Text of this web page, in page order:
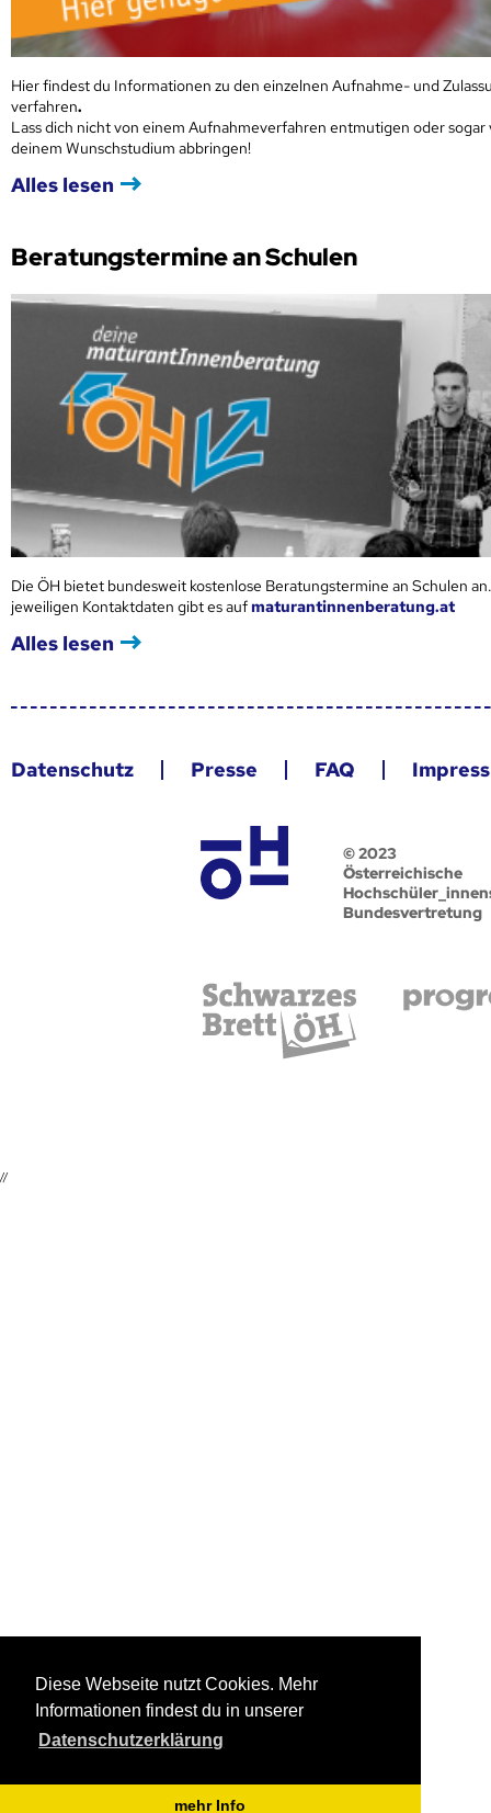
Diese Webseite nutzt Cookies. Mehr
Informationen findest du in unserer
Datenschutzerklärung
mehr Info
Hier findest du Informationen zu den einzelnen Aufnahme- und
verfahren.
Lass dich nicht von einem Aufnahmeverfahren entmutigen oder sogar
deinem Wunschstudium abbringen!
Alles lesen
Beratungstermine an Schulen
Die ÖH bietet bundesweit kostenlose Beratungstermine an Schulen
jeweiligen Kontaktdaten gibt es aufmaturantinnenberatung.at
Alles lesen
Datenschutz Presse FAQ
© 2023
Österreichische
Bundesvertretung
//